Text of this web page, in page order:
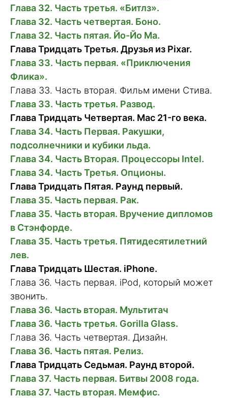
Глава 32. Часть третья. «Битлз».
Глава 32. Часть четвертая. Боно.
Глава 32. Часть пятая. Йо-Йо Ма.
Глава Тридцать Третья. Друзья из Pixar.
Глава 33. Часть первая. «Приключения
Флика».
Глава 33. Часть вторая. Фильм имени Стива.
Глава 33. Часть третья. Развод.
Глава Тридцать Четвертая. Mac 21-го века.
Глава 34. Часть Первая. Ракушки,
подсолнечники и кубики льда.
Глава 34. Часть Вторая. Процессоры Intel.
Глава 34. Часть Третья. Опционы.
Глава Тридцать Пятая. Раунд первый.
Глава 35. Часть первая. Рак.
Глава 35. Часть вторая. Вручение дипломов
в Стэнфорде.
Глава 35. Часть третья. Пятидесятилетний
лев.
Глава Тридцать Шестая. iPhone.
Глава 36. Часть первая. iPod, который может
звонить.
Глава 36. Часть вторая. Мультитач
Глава 36. Часть третья. Gorilla Glass.
Глава 36. Часть четвертая. Дизайн.
Глава 36. Часть пятая. Релиз.
Глава Тридцать Седьмая. Раунд второй.
Глава 37. Часть первая. Битвы 2008 года.
Глава 37. Часть вторая. Мемфис.